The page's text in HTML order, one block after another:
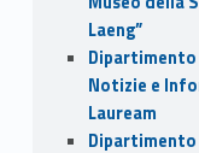
Laeng”
Dipartimento
Notizie e
Lauream
Dipartimento